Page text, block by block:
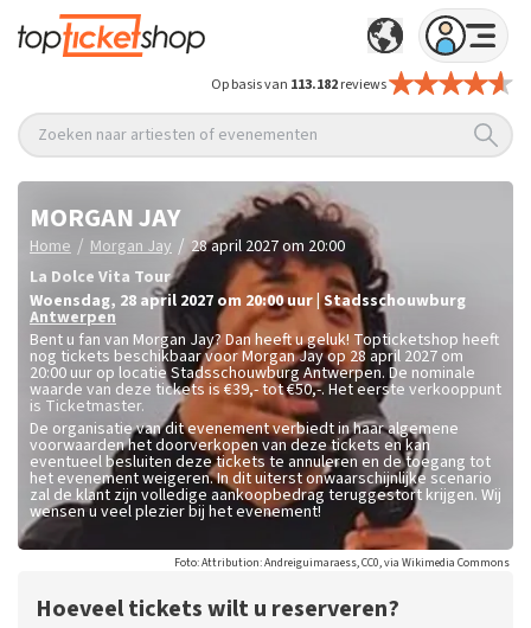
Op basis van 113.182reviews
Zoeken naar artiesten of evenementen
MORGAN JAY
Home / Morgan Jay / 28 april 2027 om 20:00
La Dolce Vita Tour
woensdag, 28 april 2027 om 20:00uur |Stadsschouwburg
Antwerpen
Bent u fan van Morgan Jay? Dan heeft u geluk! Topticketshop heeft
nog tickets beschikbaar voor Morgan Jay op 28 april 2027 om
20:00 uur op locatie Stadsschouwburg Antwerpen. De nominale
waarde van deze tickets is€39,- tot €50,-. Het eerste verkooppunt
is Ticketmaster.
De organisatie van dit evenement verbiedt in haar algemene
voorwaarden het doorverkopen van deze tickets en kan
eventueel besluiten deze tickets te annuleren en de toegang tot
het evenement weigeren. In dit uiterst onwaarschijnlijke scenario
zal de klant zijn volledige aankoopbedrag teruggestort krijgen. Wij
wensen u veel plezier bij het evenement!
Foto: Attribution: Andreiguimaraess, CC0, via Wikimedia Commons
Hoeveel tickets wilt u reserveren?